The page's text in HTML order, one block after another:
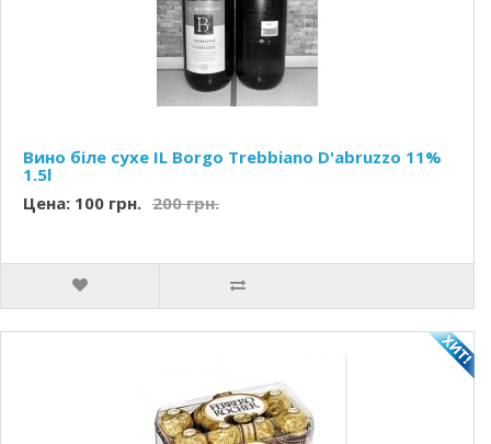
Вино біле сухе IL Borgo Trebbiano D'abruzzo 11%
1.5l
Цена: 100 грн. 200 грн.